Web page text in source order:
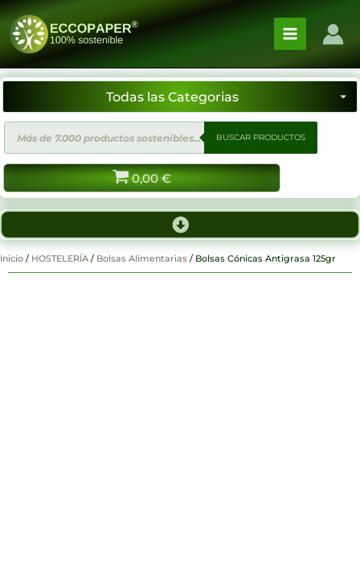
Ir
contenido
de
productos
BUSCAR PRODUCTOS
0,00 €
Inicio / HOSTELERÍA / Bolsas Alimentarias / Bolsas Cónicas Antigrasa 125gr